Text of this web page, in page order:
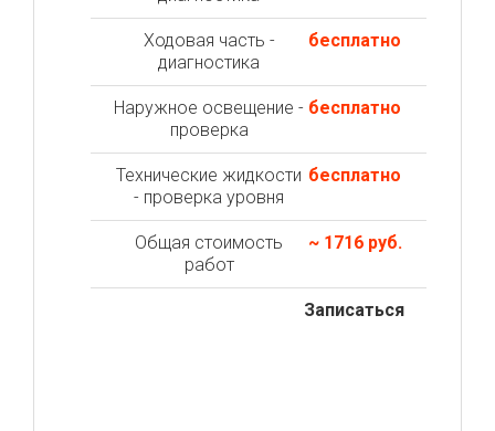
Ходовая часть -
диагностика
бесплатно
Наружное освещение -
проверка
бесплатно
Технические жидкости
- проверка уровня
бесплатно
Общая стоимость
работ
~ 1716 руб.
Записаться